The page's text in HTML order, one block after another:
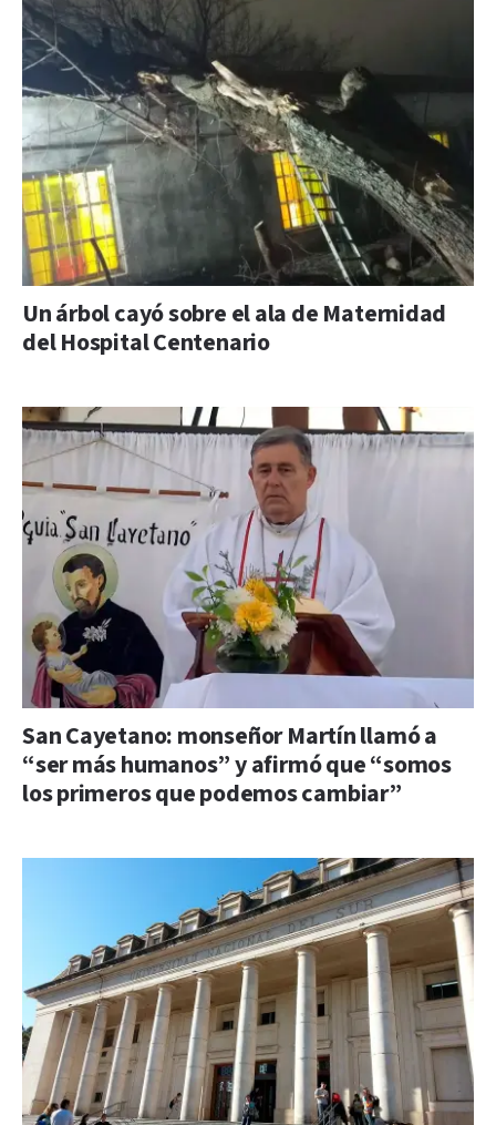
Un árbol cayó sobre el ala de Maternidad
del Hospital Centenario
San Cayetano: monseñor Martín llamó a
“ser más humanos” y afirmó que “somos
los primeros que podemos cambiar”